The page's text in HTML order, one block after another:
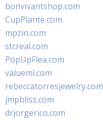
bonvivantshop.com
CupPlante.com
mpzin.com
stcreal.com
PopUpFlea.com
valueml.com
rebeccatorresjewelry.com
jmpbliss.com
drjorgerico.com